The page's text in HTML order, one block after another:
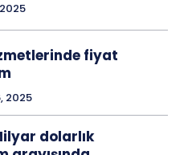
fiyat
2025
dolarlık